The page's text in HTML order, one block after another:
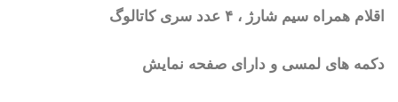
اقلام همراه سیم شارژ ، ۴ عدد سری کاتالوگ
دکمه های لمسی و دارای صفحه نمایش